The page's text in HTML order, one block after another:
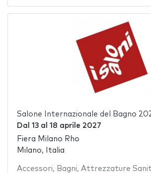
Salone Internazionale del Bagno
Dal 13al 18 aprile 2027
Fiera Milano Rho
Milano, Italia
Accessori, Bagni, Attrezzature